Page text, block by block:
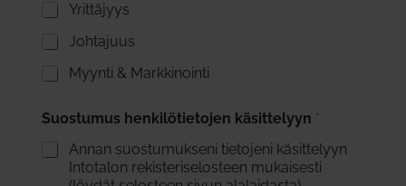
Yrittäjyys
Johtajuus
Myynti & Markkinointi
Suostumus henkilötietojen käsittelyyn *
Annan suostumukseni tietojeni käsittelyyn
Intotalon rekisteriselosteen mukaisesti